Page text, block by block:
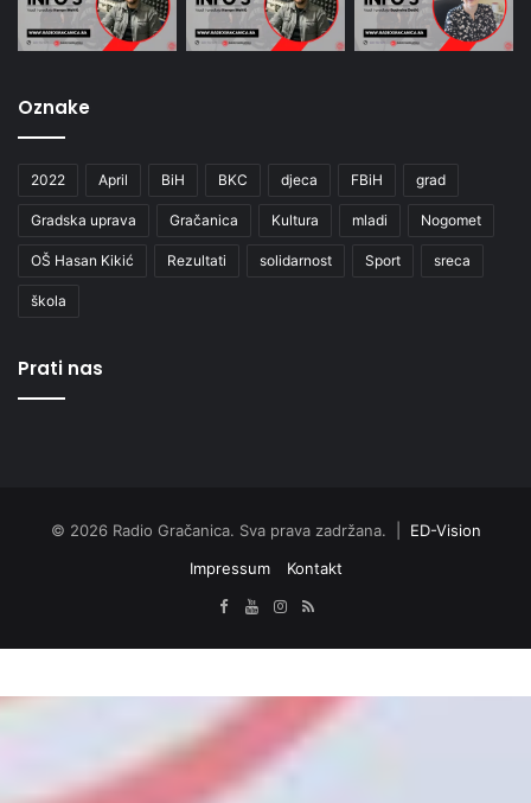
Oznake
2022 April BiH BKC djeca FBiH grad
Gradska uprava Gračanica Kultura mladi Nogomet
OŠ Hasan Kikić Rezultati solidarnost Sport sreca
škola
Prati nas
© 2026 Radio Gračanica. Sva prava zadržana. | ED-Vision
Impressum
Kontakt